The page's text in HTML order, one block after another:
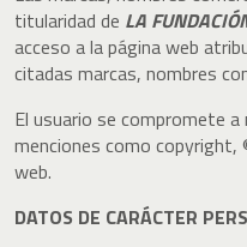
titularidad de LA
acceso a la página web
citadas marcas, nombres
El usuario se compromete
menciones como copyright,
web.
DATOS DE CARÁCTER